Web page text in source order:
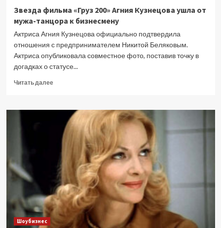
Звезда фильма «Груз 200» Агния Кузнецова ушла от
мужа-танцора к бизнесмену
Актриса Агния Кузнецова официально подтвердила
отношения с предпринимателем Никитой Беляковым.
Актриса опубликовала совместное фото, поставив точку в
догадках о статусе...
Читать далееПрочитать
Звезда
фильма
«Груз
200»
Кузнецова
ушла
от
мужа-
танцора
к
бизнесмену
Шоубизнес